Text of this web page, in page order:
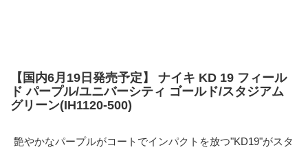
【国内6月19日発売予定】 ナイキ KD 19 フィール
ド パープル/ユニバーシティ ゴールド/スタジアム
グリーン(IH1120-500)
艶やかなパープルがコートでインパクトを放つ"KD19"がスタ